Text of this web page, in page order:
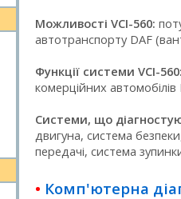
Можливості VCI-560:
автотранспорту DAF
Функції системи VCI-
комерційних автомобілів
Системи, що
двигуна, система
передачі, система
• Комп'ютерна